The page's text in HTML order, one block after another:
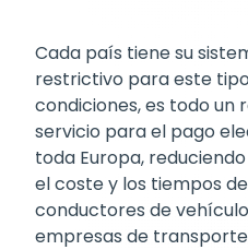
Cada país tiene su
restrictivo para este
condiciones, es todo un
servicio para el pago
toda Europa,
el coste y los tiempos
conductores de
empresas de